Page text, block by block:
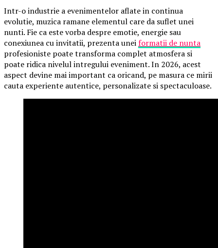
Intr-o industrie a evenimentelor aflate in continua
evolutie, muzica ramane elementul care da suflet unei
nunti. Fie ca este vorba despre emotie, energie sau
conexiunea cu invitatii, prezenta uneiformatii de nunta
profesioniste poate transforma complet atmosfera si
poate ridica nivelul intregului eveniment. In 2026, acest
aspect devine mai important ca oricand, pe masura ce mirii
cauta experiente autentice, personalizate si spectaculoase.